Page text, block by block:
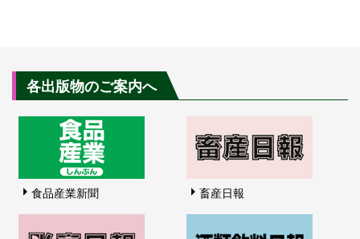
各出版物のご案内へ
食品産業新聞 畜産日報